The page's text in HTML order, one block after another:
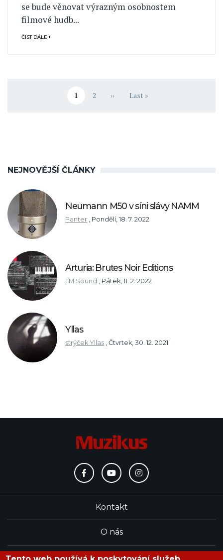
se bude věnovat výrazným osobnostem
filmové hudb...
ČÍST DÁLE
Aktuální stránka
1 Stránka
2 Následující stránka
›› Poslední stránka
Last »
NEJNOVĚJŠÍ ČLÁNKY
Neumann M50 v síni slávy NAMM
Panter , Pondělí, 18. 7. 2022
Arturia: Brutes Noir Editions
TM Sound , Pátek, 11. 2. 2022
Yllas
strýček Yllas , Čtvrtek, 30. 12. 2021
Kontakt
O nás
Redakce